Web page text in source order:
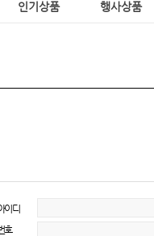
인기상품 행사상품
이디
호